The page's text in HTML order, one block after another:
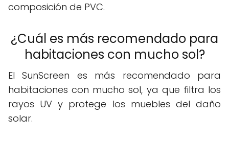
composición de PVC.
¿Cuál es más recomendado para
habitaciones con mucho sol?
El SunScreen es más recomendado para
habitaciones con mucho sol, ya que filtra los
rayos UV y protege los muebles del daño
solar.